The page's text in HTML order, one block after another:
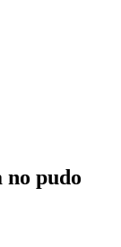
no pudo